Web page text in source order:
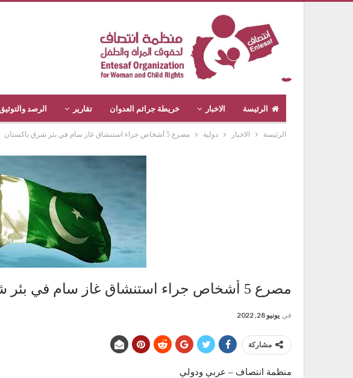
الرئيسة الاخبار خريطة جرائم العدوان تقارير الرصد
الرئيسة الاخبار دولية مصرع 5 أشخاص جراء استنشاق غاز سام في بئر شرق باكستان
مصرع 5 أشخاص جراء استنشاق غاز سام في بئر شرق باكستان
في يونيو 28, 2022
مشاركة
منظمة انتصاف – عربي ودولي